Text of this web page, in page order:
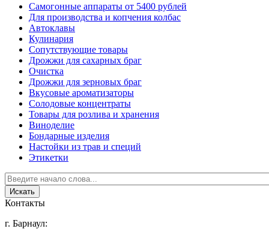
Самогонные аппараты от 5400 рублей
Для производства и копчения колбас
Автоклавы
Кулинария
Сопутствующие товары
Дрожжи для сахарных браг
Очистка
Дрожжи для зерновых браг
Вкусовые ароматизаторы
Солодовые концентраты
Товары для розлива и хранения
Виноделие
Бондарные изделия
Настойки из трав и специй
Этикетки
Контакты
г. Барнаул: